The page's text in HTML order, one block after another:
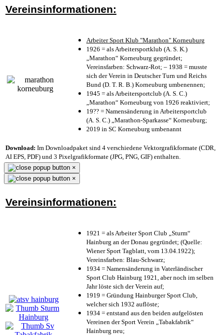
Vereinsinformationen:
Arbeiter Sport Klub "Marathon" Korneuburg
1926 = als Arbeitersportklub (A. S. K.)
„Marathon“ Korneuburg gegründet;
Vereinsfarben: Schwarz-Rot; – 1938 = musste
sich der Verein in Deutscher Turn und Reichs
Bund (D. T. R. B.) Korneuburg umbenennen;
1945 = als Arbeitersportclub (A. S. C.)
„Marathon“ Korneuburg von 1926 reaktiviert;
19?? = Namensänderung in Arbeitersportclub
(A. S. C.) „Marathon-Sparkasse“ Korneuburg;
2019 in SC Korneuburg umbenannt
Download: Im Downloadpaket sind 4 verschiedene Vektorgrafikformate (CDR,
AI EPS, PDF) und 3 Pixelgrafikformate (JPG, PNG, GIF) enthalten.
×
×
Vereinsinformationen:
1921 = als Arbeiter Sport Club „Sturm“
Hainburg an der Donau gegründet; (Quelle:
Wiener Sport Tagblatt, vom 13.04.1922);
Vereinsfarben: Blau-Schwarz;
1934 = Namensänderung in Vaterländischer
Sport Club Hainburg 1921, aber noch im selben
Jahr löste sich der Verein auf;
1919 = Gründung Hainburger Sport Club,
welcher sich 1932 auflöste;
1934 = entstand aus den beiden aufgelösten
Vereinen der Sport Verein „Tabakfabrik“
Hainburg neu;